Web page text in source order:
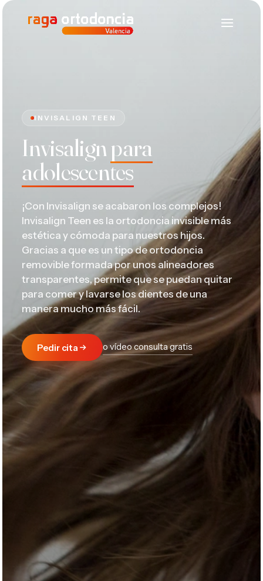
INVISALIGN TEEN
Invisalignpara
adolescentes
¡Con Invisalign se acabaron los complejos!
Invisalign Teen es la ortodoncia invisible más
estética y cómoda para nuestros hijos.
Gracias a que es un tipo de ortodoncia
removible formada por unos alineadores
transparentes, permite que se puedan quitar
para comer y lavarse los dientes de una
manera mucho más fácil.
Pedir cita o vídeo consulta gratis